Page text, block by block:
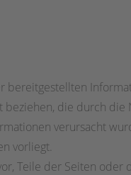
die durch
verursacht
vorliegt.
Teile der Seiten oder